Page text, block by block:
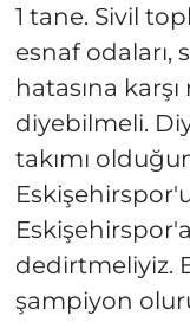
1 tane. Sivil
esnaf odaları,
hatasına
diyebilmeli.
takımı
dedirtmeliyiz.
şampiyon